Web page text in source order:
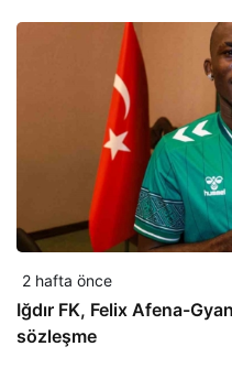
2 hafta önce
Iğdır FK, Felix Afena-
sözleşme